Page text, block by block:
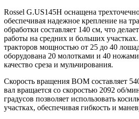
Rossel G.US145H оснащена
обеспечивая надежное крепление на
обработки составляет 140 см, что
работы на средних и больших
тракторов мощностью от 25 до 40
оборудована 20 молотками и 40
качество среза и мульчирования.
Скорость вращения ВОМ составляет
вал вращается со скоростью 2092 об/
градусов позволяет использовать
участках, обеспечивая гибкость и